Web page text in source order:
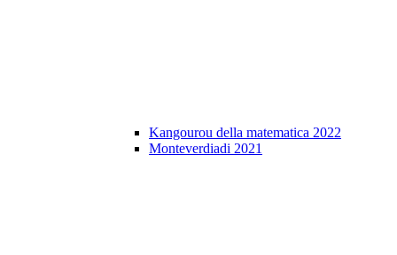
Kangourou della matematica 2022
Monteverdiadi 2021